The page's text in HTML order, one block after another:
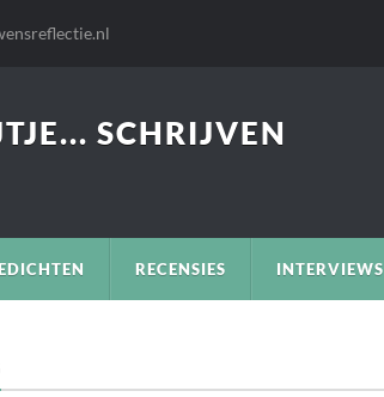
SCHRIJVEN
RECENSIES INTERVIEWS